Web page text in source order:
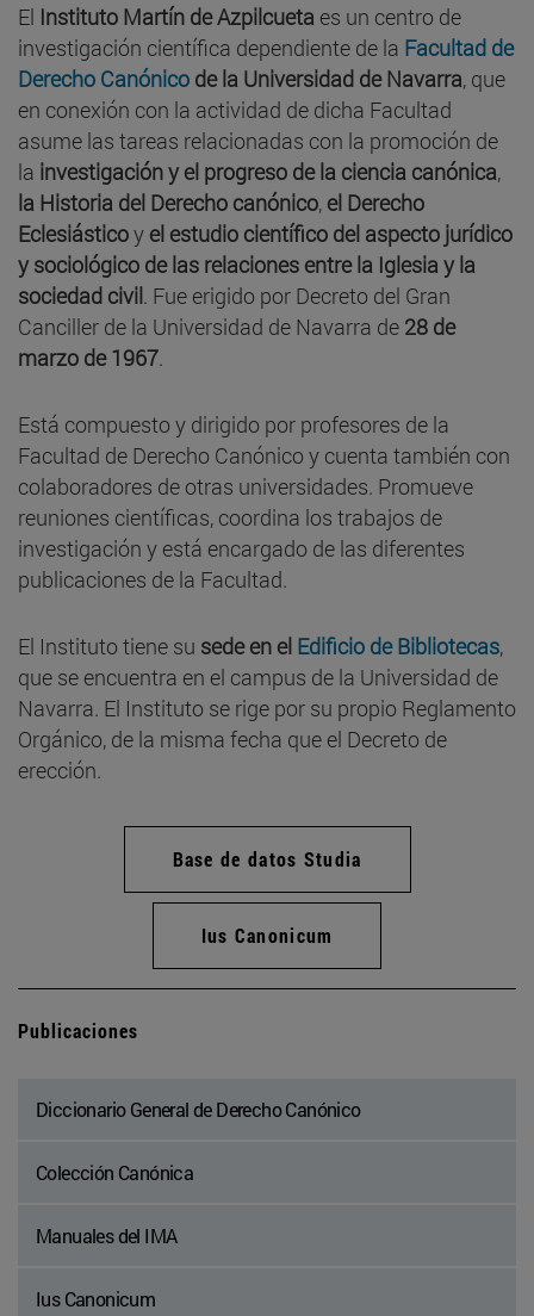
El Instituto Martín de Azpilcueta es un centro de
investigación científica dependiente de la Facultad de
Derecho Canónico de la Universidad de Navarra, que
en conexión con la actividad de dicha Facultad
asume las tareas relacionadas con la promoción de
la investigación y el progreso de la ciencia canónica,
la Historia del Derecho canónico, el Derecho
Eclesiásticoy el estudio científico del aspecto jurídico
y sociológico de las relaciones entre la Iglesia y la
sociedad civil. Fue erigido por Decreto del Gran
Canciller de la Universidad de Navarra de 28 de
marzo de 1967.
Está compuesto y dirigido por profesores de la
Facultad de Derecho Canónico y cuenta también con
colaboradores de otras universidades. Promueve
reuniones científicas, coordina los trabajos de
investigación y está encargado de las diferentes
publicaciones de la Facultad.
El Instituto tiene su sede en el Edificio de Bibliotecas,
que se encuentra en el campus de la Universidad de
Navarra. El Instituto se rige por su propio Reglamento
Orgánico, de la misma fecha que el Decreto de
erección.
Base de datos Studia
Ius Canonicum
Publicaciones
Diccionario General de Derecho Canónico
Colección Canónica
Manuales del IMA
Ius Canonicum